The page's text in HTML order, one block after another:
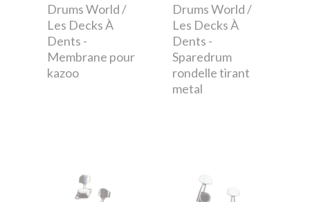
Drums World /
Les Decks À
Dents -
Membrane pour
kazoo
Drums World /
Les Decks À
Dents -
Sparedrum
rondelle tirant
metal